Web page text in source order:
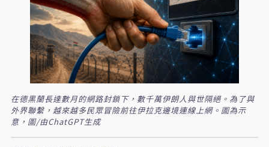
在德黑蘭長達數月的網路封鎖下，數千萬伊朗人與世隔絕。為了與
外界聯繫，越來越多民眾冒險前往伊拉克邊境連線上網。圖為示
意，圖/由ChatGPT生成